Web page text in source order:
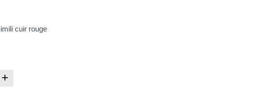
cuir rouge
+